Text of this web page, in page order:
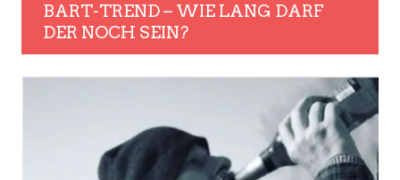
BART-TREND – WIE LANG DARF
DER NOCH SEIN?